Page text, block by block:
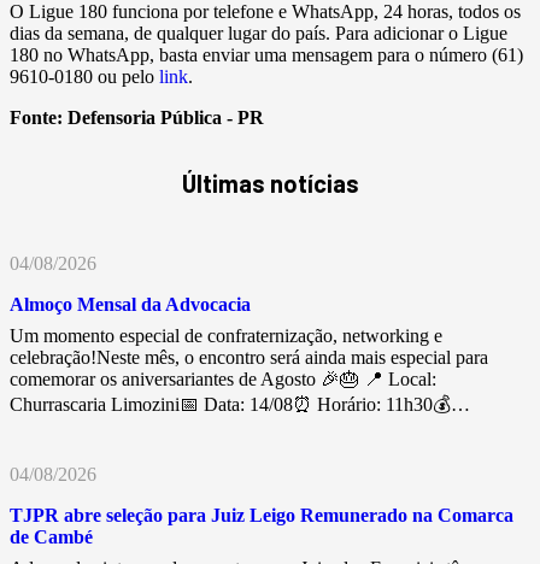
O Ligue 180 funciona por telefone e WhatsApp, 24 horas, todos os
dias da semana, de qualquer lugar do país. Para adicionar o Ligue
180 no WhatsApp, basta enviar uma mensagem para o número (61)
9610-0180 ou pelo link.
Fonte: Defensoria Pública - PR
Últimas notícias
04/08/2026
Almoço Mensal da Advocacia
Um momento especial de confraternização, networking e
celebração!Neste mês, o encontro será ainda mais especial para
comemorar os aniversariantes de Agosto 🎉🎂 📍 Local:
Churrascaria Limozini📅 Data: 14/08⏰ Horário: 11h30💰…
04/08/2026
TJPR abre seleção para Juiz Leigo Remunerado na Comarca
de Cambé